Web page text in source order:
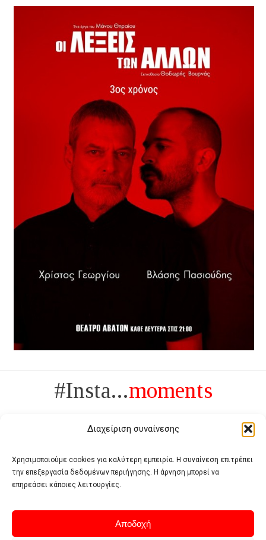
Διαχείριση συναίνεσης
Χρησιμοποιούμε cookies για καλύτερη εμπειρία. Η συναίνεση επιτρέπει
την επεξεργασία δεδομένων περιήγησης. Η άρνηση μπορεί να
επηρεάσει κάποιες λειτουργίες.
Αποδοχή
#Insta...moments
Πολυτέλεια δεν είναι το αντίθετο της ανέχειας, είναι το αντίθετο της